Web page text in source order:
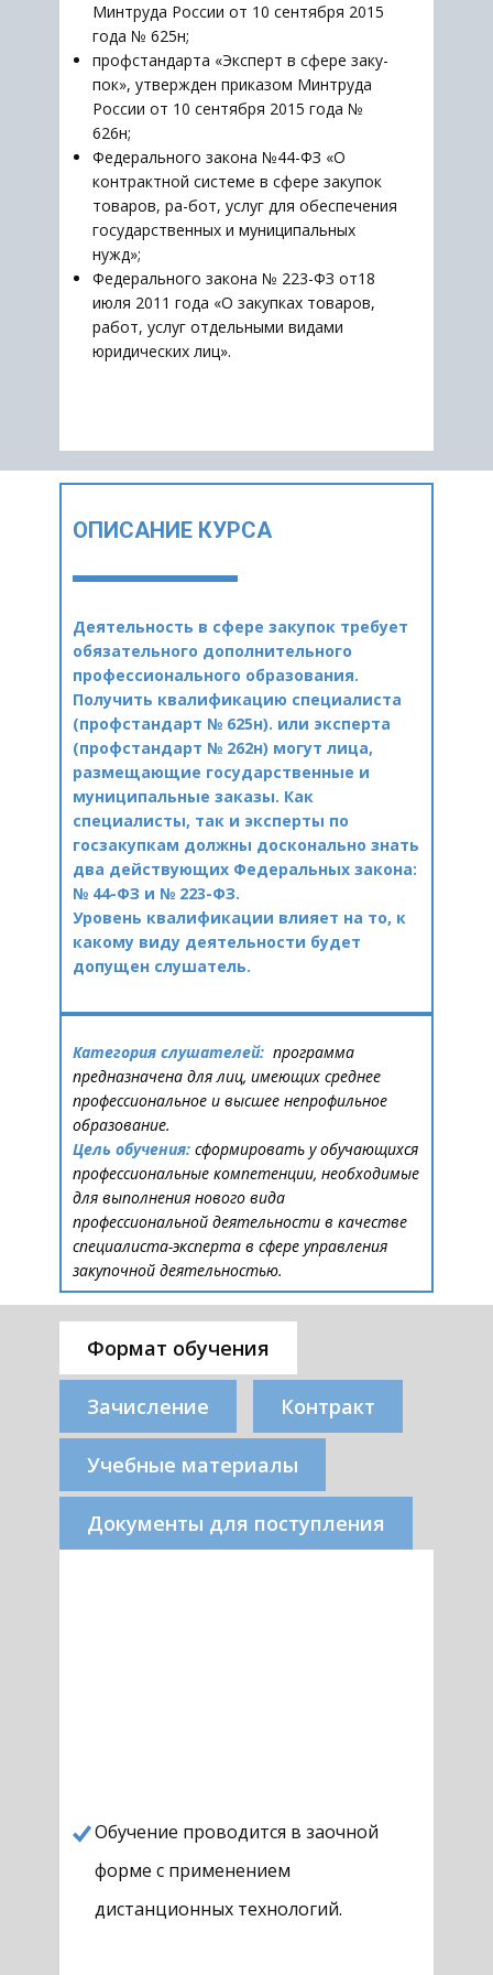
Минтруда России от 10 сентября 2015
года № 625н;
профстандарта «Эксперт в сфере заку-
пок», утвержден приказом Минтруда
России от 10 сентября 2015 года №
626н;
Федерального закона №44-ФЗ «О
контрактной системе в сфере закупок
товаров, ра-бот, услуг для обеспечения
государственных и муниципальных
нужд»;
Федерального закона № 223-ФЗ от18
июля 2011 года «О закупках товаров,
работ, услуг отдельными видами
юридических лиц».
ОПИСАНИЕ КУРСА
Деятельность в сфере закупок требует
обязательного дополнительного
профессионального образования.
Получить квалификацию специалиста
(профстандарт № 625н). или эксперта
(профстандарт № 262н) могут лица,
размещающие государственные и
муниципальные заказы. Как
специалисты, так и эксперты по
госзакупкам должны досконально знать
два действующих Федеральных закона:
№ 44-ФЗ и № 223-ФЗ.
Уровень квалификации влияет на то, к
какому виду деятельности будет
допущен слушатель.
Категория слушателей: программа
предназначена для лиц, имеющих среднее
профессиональное и высшее непрофильное
образование.
Цель обучения: ​​сформировать у обучающихся
профессиональные компетенции, необходимые
для выполнения нового вида
профессиональной деятельности в качестве
специалиста-эксперта в сфере управления
закупочной деятельностью.
Формат обучения
Зачисление Контракт
Учебные материалы
Документы для поступления
Обучение проводится в заочной
форме с применением
дистанционных технологий.